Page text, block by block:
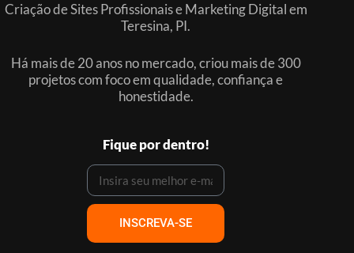
Criação de Sites Profissionais e Marketing Digital em
Teresina, PI.
Há mais de 20 anos no mercado, criou mais de 300
projetos com foco em qualidade, confiança e
honestidade.
Fique por dentro!
INSCREVA-SE